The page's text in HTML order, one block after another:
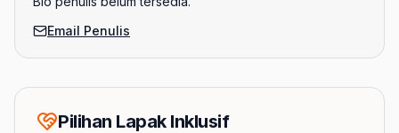
Email Penulis
Pilihan Lapak Inklusif